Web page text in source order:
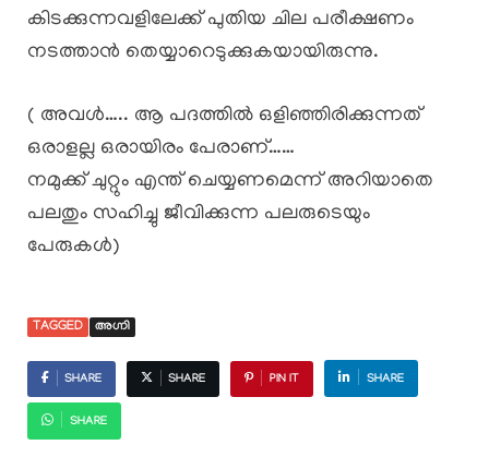
കിടക്കുന്നവളിലേക്ക് പുതിയ ചില പരീക്ഷണം
നടത്താൻ തെയ്യാറെടുക്കുകയായിരുന്നു.
( അവൾ….. ആ പദത്തിൽ ഒളിഞ്ഞിരിക്കുന്നത്
ഒരാളല്ല ഒരായിരം പേരാണ്……
നമുക്ക് ചുറ്റും എന്ത് ചെയ്യണമെന്ന് അറിയാതെ
പലതും സഹിച്ചു ജീവിക്കുന്ന പലരുടെയും
പേരുകൾ)
TAGGED അഗ്നി
SHARE SHARE PIN IT SHARE
SHARE